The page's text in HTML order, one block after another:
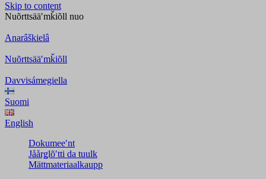
Skip to content
Nuõrttsääʹmǩiõll nuo
Anarâškielâ
Nuõrttsääʹmǩiõll
Davvisámegiella
Suomi
English
Dokumeeʹnt
Jåårǥlõʹtti da tuulk
Mättmateriaalkaupp